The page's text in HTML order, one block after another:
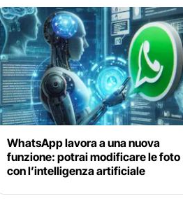
WhatsApp lavora a una nuova
funzione: potrai modificare le foto
con l’intelligenza artificiale